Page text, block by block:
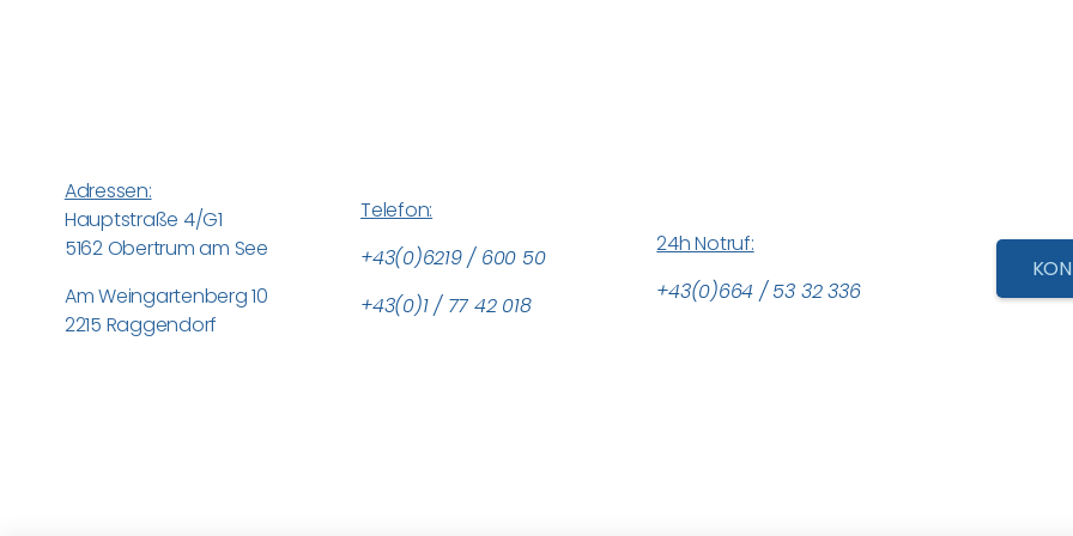
Adressen:
Hauptstraße 4/G1
5162 Obertrum am See
Am Weingartenberg 10
2215 Raggendorf
Telefon:
+43(0)6219 / 600 50
+43(0)1 / 77 42 018
24h Notruf:
+43(0)664 / 53 32 336